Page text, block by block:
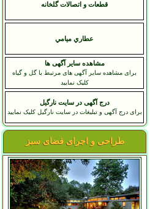
قطعات و اتصالات گلخانه
عطاري ميامي
مشاهده سایر آگهی ها
برای مشاهده سایر آگهی های مرتبط با گل و گیاه
کلیک نمایید
درج آگهی در سایت نارگیل
برای درج آگهی و تبلیغات در سایت نارگیل کلیک نمایید
طراحی و اجرای فضای سبز